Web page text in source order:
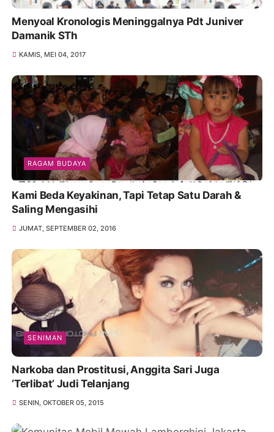
Menyoal Kronologis Meninggalnya Pdt Juniver
Damanik STh
KAMIS, MEI 04, 2017
RAGAM BUDAYA
Kami Beda Keyakinan, Tapi Tetap Satu Darah &
Saling Mengasihi
JUMAT, SEPTEMBER 02, 2016
SENIMAN
Narkoba dan Prostitusi, Anggita Sari Juga
‘Terlibat’ Judi Telanjang
SENIN, OKTOBER 05, 2015